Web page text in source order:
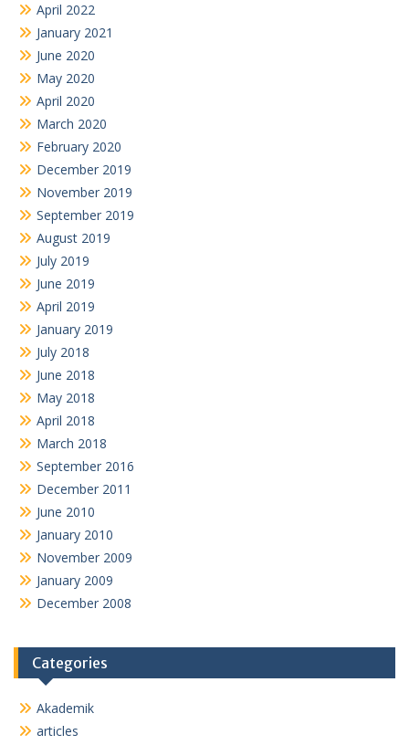
April 2022
January 2021
June 2020
May 2020
April 2020
March 2020
February 2020
December 2019
November 2019
September 2019
August 2019
July 2019
June 2019
April 2019
January 2019
July 2018
June 2018
May 2018
April 2018
March 2018
September 2016
December 2011
June 2010
January 2010
November 2009
January 2009
December 2008
Categories
Akademik
articles